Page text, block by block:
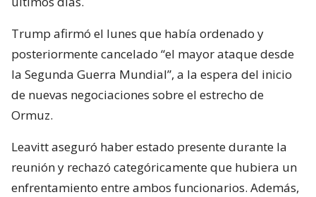
Trump afirmó el lunes que había ordenado y
posteriormente cancelado “el mayor ataque desde
la Segunda Guerra Mundial”, a la espera del inicio
de nuevas negociaciones sobre el estrecho de
Ormuz.
Leavitt aseguró haber estado presente durante la
reunión y rechazó categóricamente que hubiera un
enfrentamiento entre ambos funcionarios. Además,